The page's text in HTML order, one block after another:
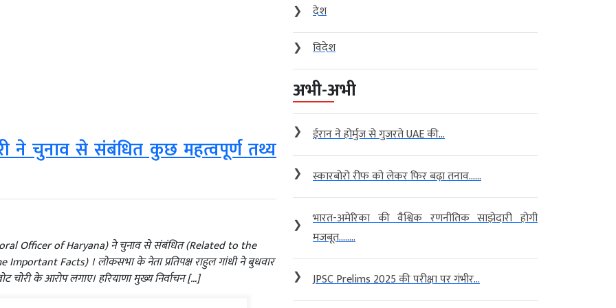
ने चुनाव से संबंधित कुछ महत्वपूर्ण तथ्य
Officer of Haryana) ने चुनाव से संबंधित (Related to the
Facts) । लोकसभा के नेता प्रतिपक्ष राहुल गांधी ने बुधवार
चोरी के आरोप लगाए। हरियाणा मुख्य निर्वाचन […]
❯
देश
❯
विदेश
अभी-अभी
❯ ईरान ने होर्मुज से गुजरते UAE की...
❯ स्कारबोरो रीफ को लेकर फिर बढ़ा तनाव…...
❯
भारत-अमेरिका की वैश्विक रणनीतिक साझेदारी होगी
मजबूत….....
❯ JPSC Prelims 2025 की परीक्षा पर गंभीर...